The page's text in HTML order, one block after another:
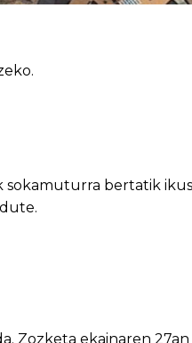
bertatik
Zozketa ekainaren 27an